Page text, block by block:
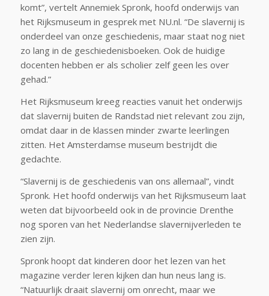
komt”, vertelt Annemiek Spronk, hoofd onderwijs van
het Rijksmuseum in gesprek met NU.nl. “De slavernij is
onderdeel van onze geschiedenis, maar staat nog niet
zo lang in de geschiedenisboeken. Ook de huidige
docenten hebben er als scholier zelf geen les over
gehad.”
Het Rijksmuseum kreeg reacties vanuit het onderwijs
dat slavernij buiten de Randstad niet relevant zou zijn,
omdat daar in de klassen minder zwarte leerlingen
zitten. Het Amsterdamse museum bestrijdt die
gedachte.
“Slavernij is de geschiedenis van ons allemaal”, vindt
Spronk. Het hoofd onderwijs van het Rijksmuseum laat
weten dat bijvoorbeeld ook in de provincie Drenthe
nog sporen van het Nederlandse slavernijverleden te
zien zijn.
Spronk hoopt dat kinderen door het lezen van het
magazine verder leren kijken dan hun neus lang is.
“Natuurlijk draait slavernij om onrecht, maar we